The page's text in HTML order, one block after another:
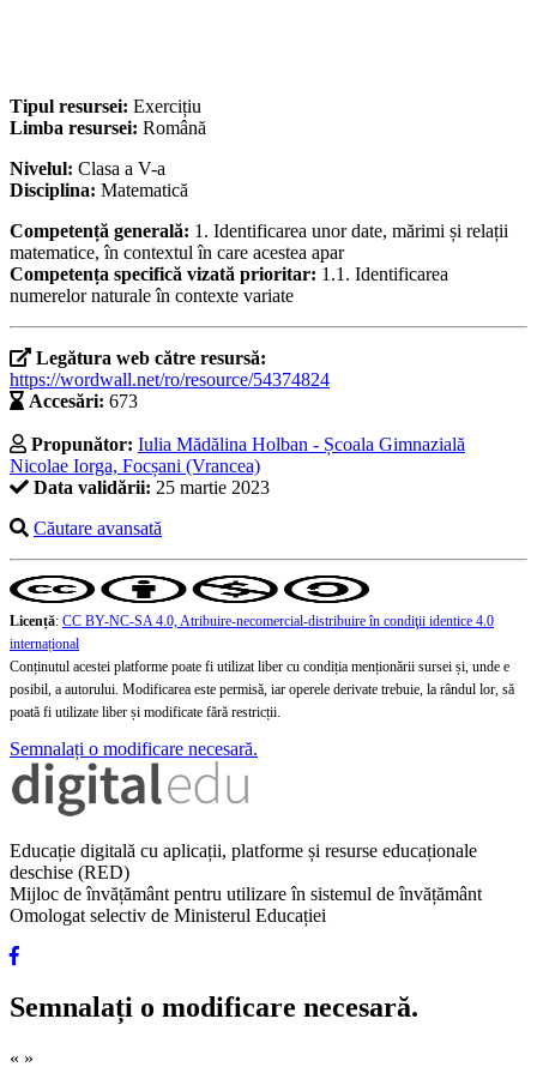
Tipul resursei: Exercițiu
Limba resursei: Română
Nivelul: Clasa a V-a
Disciplina: Matematică
Competență generală: 1. Identificarea unor date, mărimi și relații
matematice, în contextul în care acestea apar
Competența specifică vizată prioritar: 1.1. Identificarea
numerelor naturale în contexte variate
Legătura web către resursă:
https://wordwall.net/ro/resource/54374824
Accesări: 673
Propunător: Iulia Mădălina Holban - Școala Gimnazială
Nicolae Iorga, Focșani (Vrancea)
Data validării: 25 martie 2023
Căutare avansată
Licență: CC BY-NC-SA 4.0, Atribuire-necomercial-distribuire în condiţii identice 4.0
internațional
Conținutul acestei platforme poate fi utilizat liber cu condiția menționării sursei și, unde e
posibil, a autorului. Modificarea este permisă, iar operele derivate trebuie, la rândul lor, să
poată fi utilizate liber și modificate fără restricții.
Semnalați o modificare necesară.
Educație digitală cu aplicații, platforme și resurse educaționale
deschise (RED)
Mijloc de învățământ pentru utilizare în sistemul de învățământ
Omologat selectiv de Ministerul Educației
Semnalați o modificare necesară.
« »